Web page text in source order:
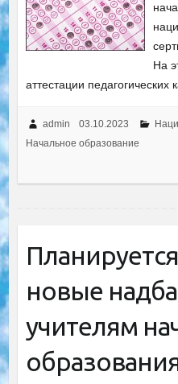
На
аттестации педагогических
admin 03.10.2023
Начальное образование
новые
учителям